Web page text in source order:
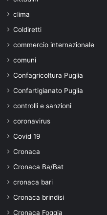
clima
Coldiretti
commercio internazionale
comuni
Confagricoltura Puglia
Confartigianato Puglia
controlli e sanzioni
coronavirus
Covid 19
Cronaca
Cronaca Ba/Bat
cronaca bari
Cronaca brindisi
Cronaca Foggia